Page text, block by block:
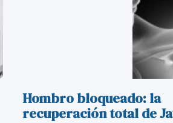
Hombro bloqueado: la
recuperación total de